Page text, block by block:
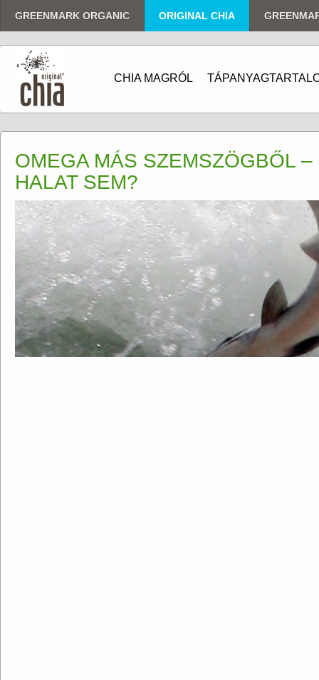
GREENMARK ORGANIC ORIGINAL CHIA
CHIA MAGRÓL
OMEGA MÁS SZEMSZÖGBŐL
HALAT SEM?